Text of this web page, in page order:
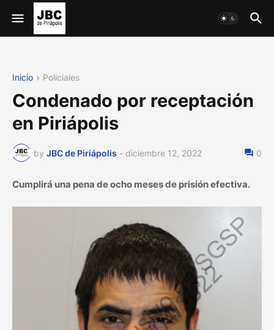
Inicio Policiales
Condenado por receptación
en Piriápolis
by JBC de Piriápolis - diciembre 12, 2022 0
Cumplirá una pena de ocho meses de prisión efectiva.